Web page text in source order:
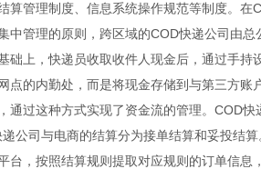
算管理制度、信息系统操作规范等制度。
中管理的原则，跨区域的COD快递公司由
础上，快递员收取收件人现金后，通过手
点的内勤处，而是将现金存储到与第三方
通过这种方式实现了资金流的管理。COD
公司与电商的结算分为接单结算和妥投结
台，按照结算规则提取对应规则的订单信